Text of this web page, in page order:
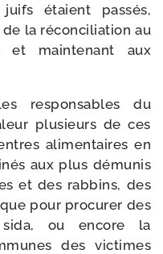
étaient pas­sés,
la récon­ci­lia­tion au
et main­te­nant aux
res­pon­sables du
plu­sieurs de ces
ali­men­taires en
aux plus dému­nis
et des rab­bins, des
pour pro­cu­rer des
ou encore la
des vic­times